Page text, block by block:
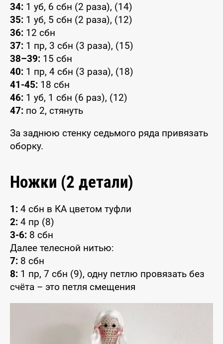
34: 1 уб, 6 сбн (2 раза), (14)
35: 1 уб, 5 сбн (2 раза), (12)
36: 12 сбн
37: 1 пр, 3 сбн (3 раза), (15)
38–39: 15 сбн
40: 1 пр, 4 сбн (3 раза), (18)
41-45: 18 сбн
46: 1 уб, 1 сбн (6 раз), (12)
47: по 2, стянуть
За заднюю стенку седьмого ряда привязать
оборку.
Ножки (2 детали)
1: 4 сбн в КА цветом туфли
2: 4 пр (8)
3-6: 8 сбн
Далее телесной нитью:
7: 8 сбн
8: 1 пр, 7 сбн (9), одну петлю провязать без
счёта – это петля смещения